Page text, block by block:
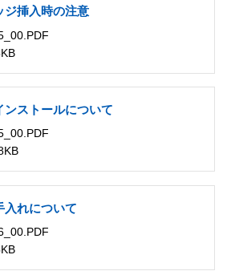
ジ挿入時の注意
ンストールについて
入れについて